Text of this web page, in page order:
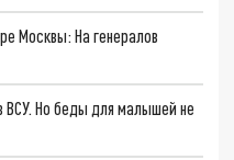
Москвы: На генералов
ВСУ. Но беды для малышей не